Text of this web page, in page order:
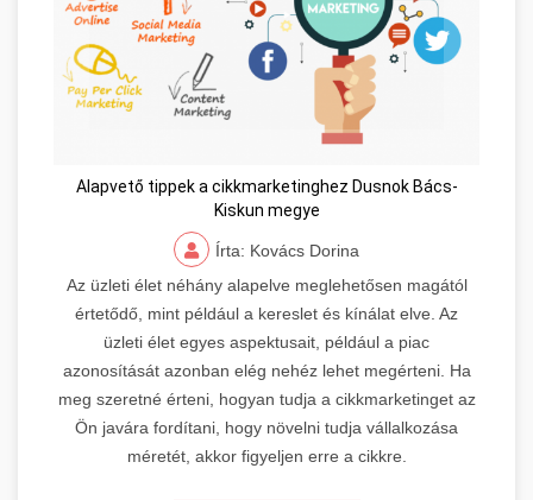
Alapvető tippek a cikkmarketinghez Dusnok Bács-
Kiskun megye
Írta: Kovács Dorina
Az üzleti élet néhány alapelve meglehetősen magától
értetődő, mint például a kereslet és kínálat elve. Az
üzleti élet egyes aspektusait, például a piac
azonosítását azonban elég nehéz lehet megérteni. Ha
meg szeretné érteni, hogyan tudja a cikkmarketinget az
Ön javára fordítani, hogy növelni tudja vállalkozása
méretét, akkor figyeljen erre a cikkre.